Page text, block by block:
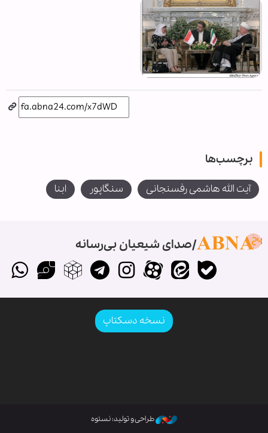
برچسب‌ها
آیت الله هاشمی رفسنجانی سنگاپور ابنا
صدای شیعیان بی‌رسانه
نسخه دسکتاپ
طراحی و تولید: نستوه